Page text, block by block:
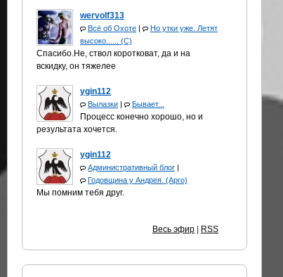
wervolf313
Всё об Охоте |
Но утки уже. Летят
высоко...... (С)
Спасибо.Не, ствол коротковат, да и на
вскидку, он тяжелее
ygin112
Вылазки | Бывает...
Процесс конечно хорошо, но и
результата хочется.
ygin112
Административный блог |
Годовщина у Андрея. (Арго)
Мы помним тебя друг.
Весь эфир RSS